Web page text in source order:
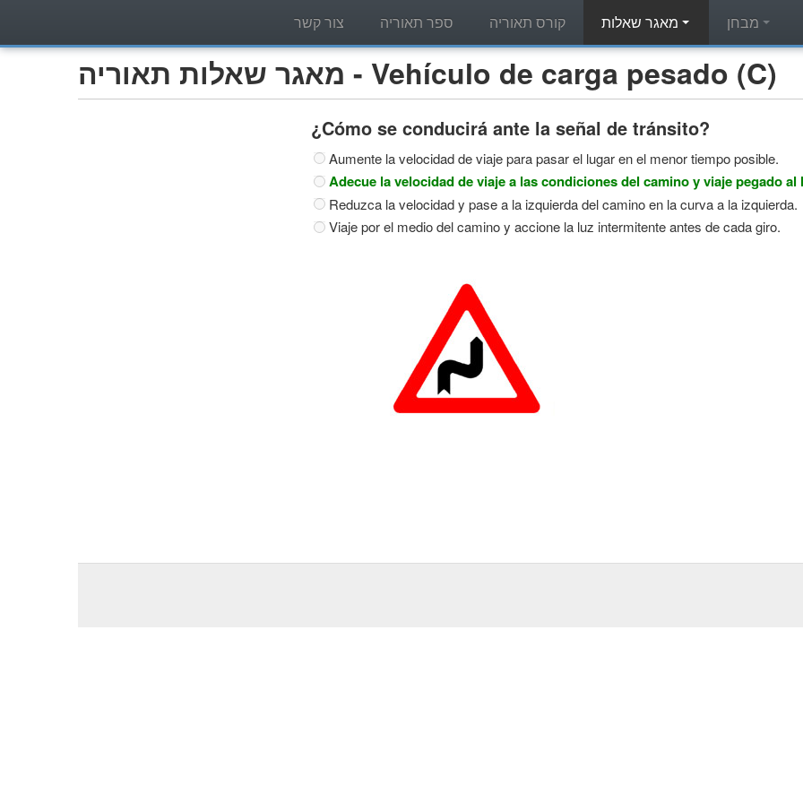
קורס תאוריה ספר תאוריה צור קשר
מאגר שאלות תאוריה - Vehículo de carga pesado (C)
¿Cómo se conducirá ante la señal de tránsito?
Aumente la velocidad de viaje para pasar el lugar en el menor tiempo posible.
Adecue la velocidad de viaje a las condiciones del camino y viaje pegado
Reduzca la velocidad y pase a la izquierda del camino en la curva a la izquierda.
Viaje por el medio del camino y accione la luz intermitente antes de cada giro.